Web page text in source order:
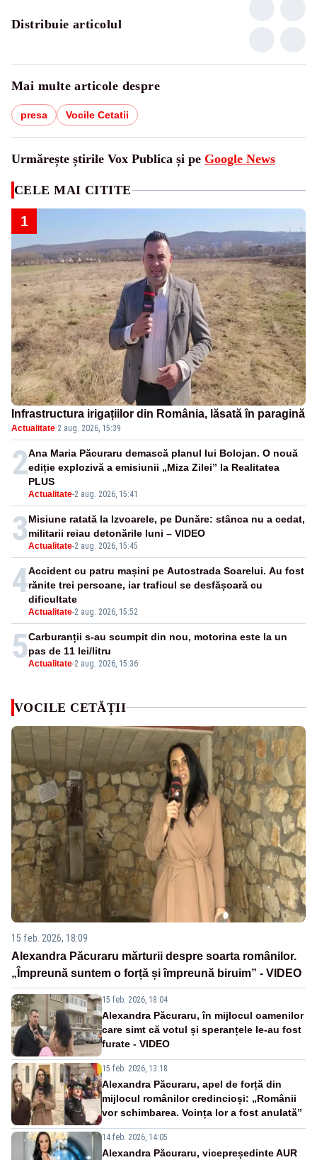
Distribuie articolul
Mai multe articole despre
presa Vocile Cetatii
Urmărește știrile Vox Publica și pe Google News
CELE MAI CITITE
1
Infrastructura irigațiilor din România, lăsată în paragină
Actualitate·2 aug. 2026, 15:39
2
Actualitate-2 aug. 2026, 15:41
Ana Maria Păcuraru demască planul lui Bolojan. O nouă
ediție explozivă a emisiunii „Miza Zilei” la Realitatea
PLUS
3Actualitate-2 aug. 2026, 15:45
Misiune ratată la Izvoarele, pe Dunăre: stânca nu a cedat,
militarii reiau detonările luni – VIDEO
4
Actualitate-2 aug. 2026, 15:52
Accident cu patru mașini pe Autostrada Soarelui. Au fost
rănite trei persoane, iar traficul se desfășoară cu
dificultate
5Actualitate-2 aug. 2026, 15:36
Carburanții s-au scumpit din nou, motorina este la un
pas de 11 lei/litru
VOCILE CETĂȚII
15 feb. 2026, 18:09
Alexandra Păcuraru mărturii despre soarta românilor.
„Împreună suntem o forță și împreună biruim” - VIDEO
15 feb. 2026, 18:04
Alexandra Păcuraru, în mijlocul oamenilor
care simt că votul și speranțele le-au fost
furate - VIDEO
15 feb. 2026, 13:18
Alexandra Păcuraru, apel de forță din
mijlocul românilor credincioși: „Românii
vor schimbarea. Voința lor a fost anulată”
14 feb. 2026, 14:05
Alexandra Păcuraru, vicepreședinte AUR